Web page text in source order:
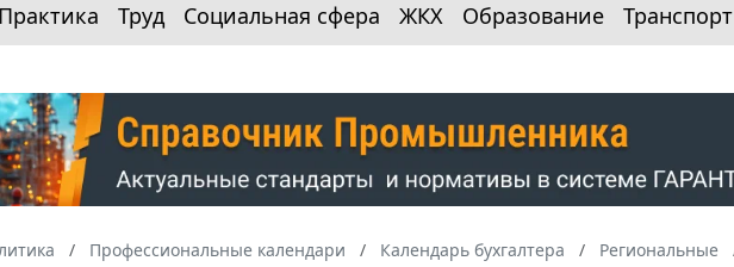
Практика Труд Социальная сфера ЖКХ Образование Транспорт
Профессиональные календари Календарь бухгалтера Региональные